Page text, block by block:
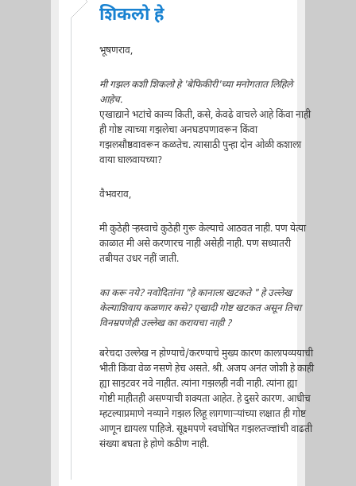
शिकलो हे
भूषणराव,
मी गझल कशी शिकलो हे 'बेफिकीरी'च्या मनोगतात लिहिले
आहेच.
एखाद्याने भटांचे काव्य किती, कसे, केवढे वाचले आहे किंवा नाही
ही गोष्ट त्याच्या गझलेचा अनघडपणावरून किंवा
गझलसौष्ठवावरून कळतेच. त्यासाठी पुन्हा दोन ओळी कशाला
वाया घालवायच्या?
वैभवराव,
मी कुठेही ऱ्हस्वाचे कुठेही गुरू केल्याचे आठवत नाही. पण येत्या
काळात मी असे करणारच नाही असेही नाही. पण सध्यातरी
तबीयत उधर नहीं जाती.
का करू नये? नवोदितांना "हे कानाला खटकते " हे उल्लेख
केल्याशिवाय कळणार कसे? एखादी गोष्ट खटकत असून तिचा
विनम्रपणेही उल्लेख का करायचा नाही ?
बरेचदा उल्लेख न होण्याचे/करण्याचे मुख्य कारण कालापव्ययाची
भीती किंवा वेळ नसणे हेच असते. श्री. अजय अनंत जोशी हे काही
ह्या साइटवर नवे नाहीत. त्यांना गझलही नवी नाही. त्यांना ह्या
गोष्टी माहीतही असण्याची शक्यता आहेत. हे दुसरे कारण. आधीच
म्हटल्याप्रमाणे नव्याने गझल लिहू लागणाऱ्यांच्या लक्षात ही गोष्ट
आणून द्यायला पाहिजे. सूक्ष्मपणे स्वघोषित गझलतज्ज्ञांची वाढती
संख्या बघता हे होणे कठीण नाही.